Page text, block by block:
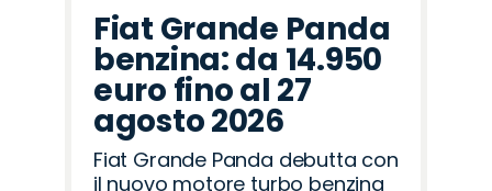
Fiat Grande Panda
benzina: da 14.950
euro fino al 27
agosto 2026
Fiat Grande Panda debutta con
il nuovo motore turbo benzina